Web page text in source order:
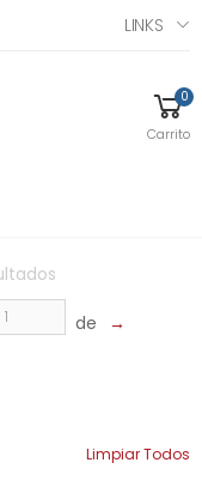
LINKS
0
Carrito
de →
Limpiar Todos